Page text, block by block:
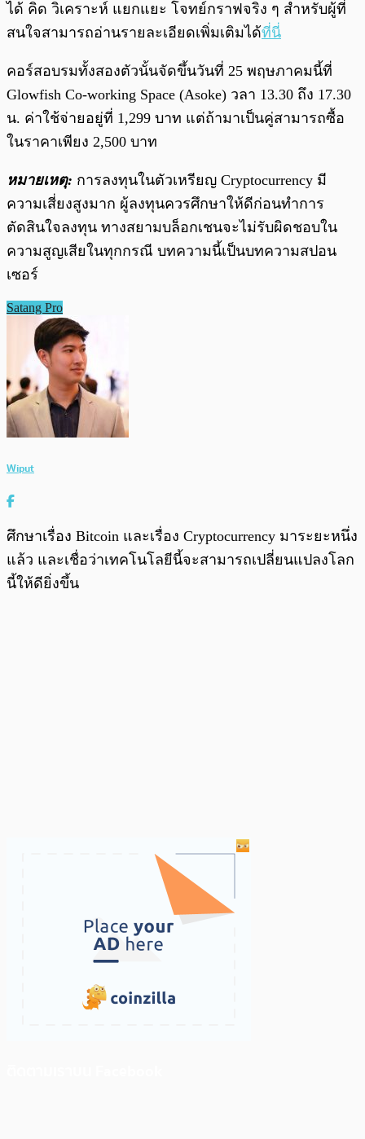
ได้ คิด วิเคราะห์ แยกแยะ โจทย์กราฟจริง ๆ สำหรับผู้ที่
สนใจสามารถอ่านรายละเอียดเพิ่มเติมได้ที่นี่
คอร์สอบรมทั้งสองตัวนั้นจัดขึ้นวันที่ 25 พฤษภาคมนี้ที่
Glowfish Co-working Space (Asoke) วลา 13.30 ถึง 17.30
น. ค่าใช้จ่ายอยู่ที่ 1,299 บาท แต่ถ้ามาเป็นคู่สามารถซื้อ
ในราคาเพียง 2,500 บาท
หมายเหตุ: การลงทุนในตัวเหรียญ Cryptocurrency มี
ความเสี่ยงสูงมาก ผู้ลงทุนควรศึกษาให้ดีก่อนทำการ
ตัดสินใจลงทุน ทางสยามบล็อกเชนจะไม่รับผิดชอบใน
ความสูญเสียในทุกกรณี บทความนี้เป็นบทความสปอน
เซอร์
Satang Pro
Wiput
ศึกษาเรื่อง Bitcoin และเรื่อง Cryptocurrency มาระยะหนึ่ง
แล้ว และเชื่อว่าเทคโนโลยีนี้จะสามารถเปลี่ยนแปลงโลก
นี้ให้ดียิ่งขึ้น